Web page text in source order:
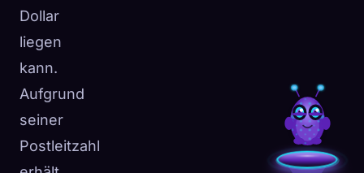
Dollar
liegen
kann.
Aufgrund
seiner
Postleitzahl